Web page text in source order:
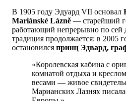
В 1905 году Эдуард VII основал
Mariánské Lázně — старейший
работающий непрерывно по сей
традиция продолжается: в 2005
остановился принц Эдвард,
«Королевская кабина с
комнатой отдыха и
весами — живое
Марианских Лазнях